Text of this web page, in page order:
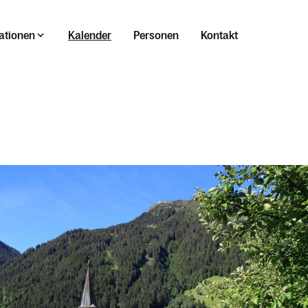
Kalender Personen Kontakt